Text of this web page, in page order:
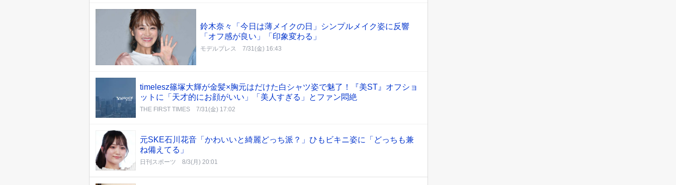
鈴木奈々「今日は薄メイクの日」シンプルメイク姿に反響
「オフ感が良い」「印象変わる」
モデルプレス 7/31(金) 16:43
timelesz篠塚大輝が金髪×胸元はだけた白シャツ姿で魅了！『美ST』オフショ
ットに「天才的にお顔がいい」「美人すぎる」とファン悶絶
THE FIRST TIMES 7/31(金) 17:02
元SKE石川花音「かわいいと綺麗どっち派？」ひもビキニ姿に「どっちも兼
ね備えてる」
日刊スポーツ 8/3(月) 20:01